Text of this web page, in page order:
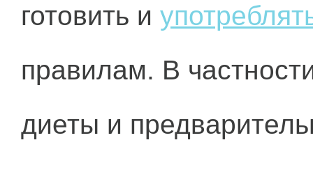
готовить и
правилам. В
диеты и